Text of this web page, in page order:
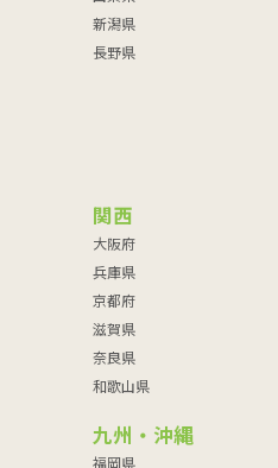
新潟県
長野県
関西
大阪府
兵庫県
京都府
滋賀県
奈良県
和歌山県
九州・沖縄
福岡県